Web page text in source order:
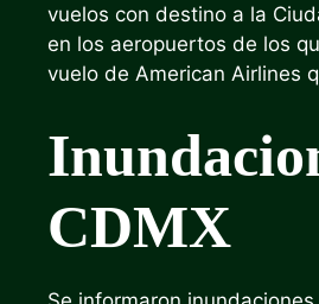
vuelos con destino a la
en los aeropuertos de los
vuelo de American Airlines
CDMX